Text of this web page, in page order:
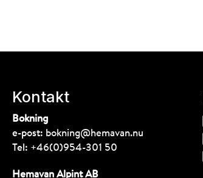
Kontakt
Bokning
e-post: bokning@hemavan.nu
Tel: +46(0)954-301 50
Hemavan Alpint AB